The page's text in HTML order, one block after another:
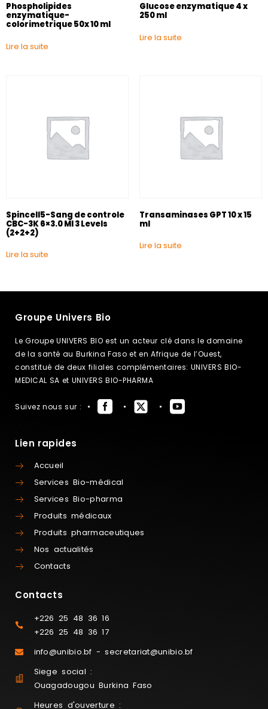
Phospholipides
enzymatique-
colorimetrique 50x 10 ml
Lire la suite
Glucose enzymatique 4 x
250 ml
Lire la suite
Spincell5-Sang de controle
CBC-3K 6×3.0 Ml 3 Levels
(2+2+2)
Lire la suite
Transaminases GPT 10 x 15
ml
Lire la suite
Groupe Univers Bio
Le Groupe UNIVERS BIO est un acteur clé dans le domaine
de la santé au Burkina Faso et en Afrique de l’Ouest,
constitué de deux filiales complémentaires: UNIVERS BIO-
MEDICAL SA et UNIVERS BIO-PHARMA
Suivez nous sur :
Lien rapides
Accueil
Services Bio-médical
Services Bio-pharma
Produits médicaux
Produits pharmaceutiques
Nos actualités
Contacts
Contacts
+226 25 48 36 16
+226 25 48 36 17
info@unibio.bf - secretariat@unibio.bf
Siege social :
Ouagadougou Burkina Faso
Heures d'ouverture :